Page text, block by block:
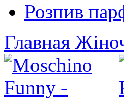
Розпив
Главная